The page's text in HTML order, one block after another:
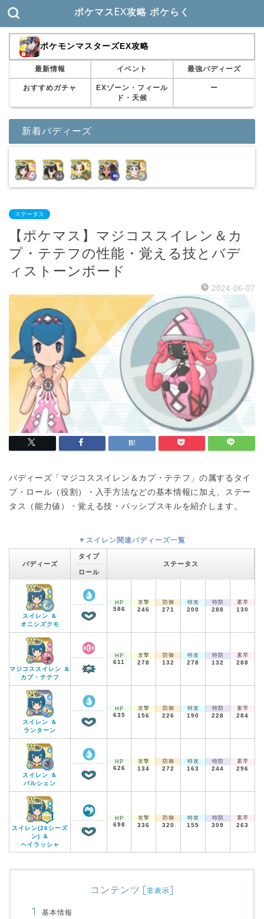
ポケマスEX攻略 ポケらく
ポケモンマスターズEX攻略
最新情報 イベント 最強バディーズ
おすすめガチャ
EXゾーン・フィール
ド・天候
ー
新着バディーズ
ステータス
【ポケマス】マジコススイレン＆カ
プ・テテフの性能・覚える技とバデ
ィストーンボード
2024-06-07
バディーズ「マジコススイレン＆カプ・テテフ」の属するタイ
プ・ロール（役割）・入手方法などの基本情報に加え、ステー
タス（能力値）・覚える技・パッシブスキルを紹介します。
▼スイレン関連バディーズ一覧
バディーズ
タイプ
ロール
ステータス
スイレン ＆
オニシズクモ
HP
586
攻撃
246
防御
271
特攻
200
特防
288
素早
130
マジコススイレン ＆
カプ・テテフ
HP
611
攻撃
278
防御
132
特攻
278
特防
132
素早
288
スイレン ＆
ランターン
HP
635
攻撃
156
防御
226
特攻
190
特防
228
素早
284
スイレン ＆
パルシェン
HP
626
攻撃
134
防御
272
特攻
163
特防
244
素早
296
スイレン(26シーズ
ン) ＆
ヘイラッシャ
HP
698
攻撃
336
防御
320
特攻
155
特防
309
素早
263
コンテンツ [非表示]
基本情報